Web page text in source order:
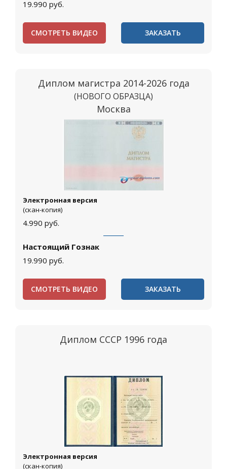
19.990 руб.
СМОТРЕТЬ ВИДЕО ЗАКАЗАТЬ
Диплом магистра 2014-2026 года
(НОВОГО ОБРАЗЦА)
Москва
Электронная версия
(скан-копия)
4.990 руб.
Настоящий Гознак
19.990 руб.
СМОТРЕТЬ ВИДЕО ЗАКАЗАТЬ
Диплом СССР 1996 года
Электронная версия
(скан-копия)